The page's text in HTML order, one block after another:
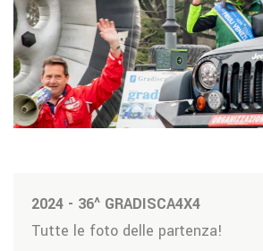
2024 - 36^ GRADISCA4X4
Tutte le foto delle partenza!